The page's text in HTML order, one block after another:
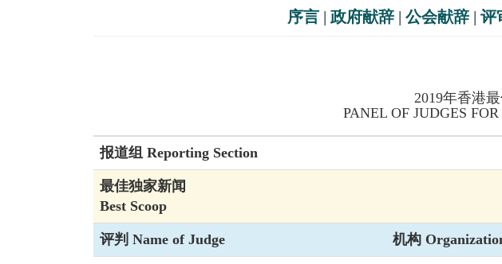
序言 | 政府献辞 | 公会献辞 | 评
2019年香港
PANEL OF JUDGES
报道组 Reporting Section
最佳独家新闻
Best Scoop
评判 Name of Judge 机构